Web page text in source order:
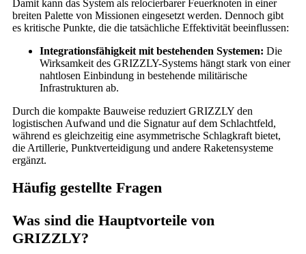
Damit kann das System als relocierbarer Feuerknoten in einer
breiten Palette von Missionen eingesetzt werden. Dennoch gibt
es kritische Punkte, die die tatsächliche Effektivität beeinflussen:
Integrationsfähigkeit mit bestehenden Systemen: Die
Wirksamkeit des GRIZZLY-Systems hängt stark von einer
nahtlosen Einbindung in bestehende militärische
Infrastrukturen ab.
Durch die kompakte Bauweise reduziert GRIZZLY den
logistischen Aufwand und die Signatur auf dem Schlachtfeld,
während es gleichzeitig eine asymmetrische Schlagkraft bietet,
die Artillerie, Punktverteidigung und andere Raketensysteme
ergänzt.
Häufig gestellte Fragen
Was sind die Hauptvorteile von
GRIZZLY?